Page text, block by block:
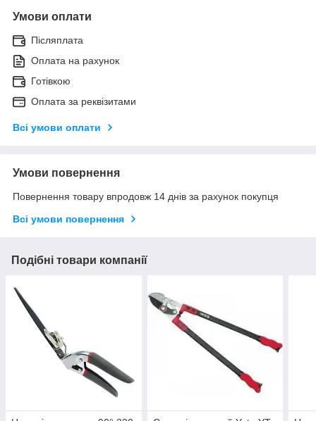
Умови оплати
Післяплата
Оплата на рахунок
Готівкою
Оплата за реквізитами
Всі умови оплати
Умови повернення
Повернення товару впродовж 14 днів за рахунок покупця
Всі умови повернення
Подібні товари компанії